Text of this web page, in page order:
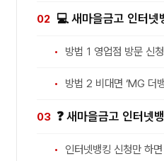
💻 새마을금고 인터넷
방법 1 영업점 방문 신
방법 2 비대면 ‘MG 더
❓ 새마을금고 인터넷
인터넷뱅킹 신청만 하